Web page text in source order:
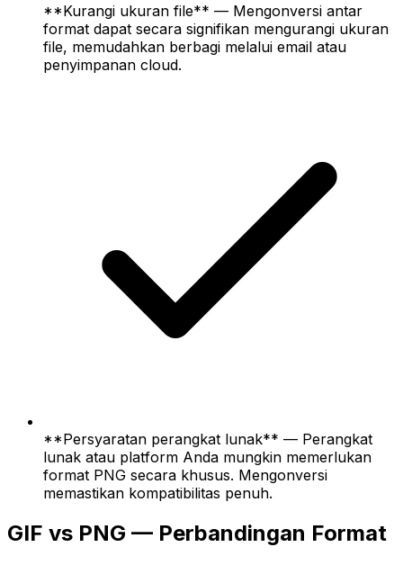
**Kurangi ukuran file** — Mengonversi antar
format dapat secara signifikan mengurangi ukuran
file, memudahkan berbagi melalui email atau
penyimpanan cloud.
**Persyaratan perangkat lunak** — Perangkat
lunak atau platform Anda mungkin memerlukan
format PNG secara khusus. Mengonversi
memastikan kompatibilitas penuh.
GIF vs PNG — Perbandingan Format